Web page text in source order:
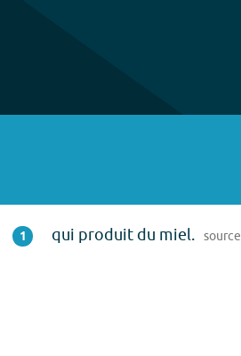
1 qui produit du miel. source